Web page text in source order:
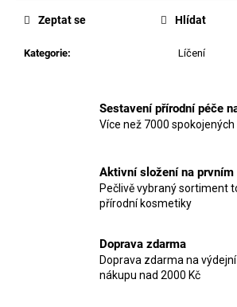
Kategorie: Líčení
Zeptat se Hlídat
Sestavení přírodní péče
Více než 7000
Aktivní složení na
Pečlivě vybraný sortiment
přírodní kosmetiky
Doprava zdarma
Doprava zdarma na
nákupu nad 2000 Kč
ACTIVE
AQUA
GLAZED